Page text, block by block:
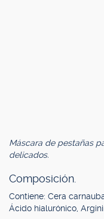
Máscara de pestañas
delicados.
Composición.
Contiene: Cera
Ácido hialurónico,